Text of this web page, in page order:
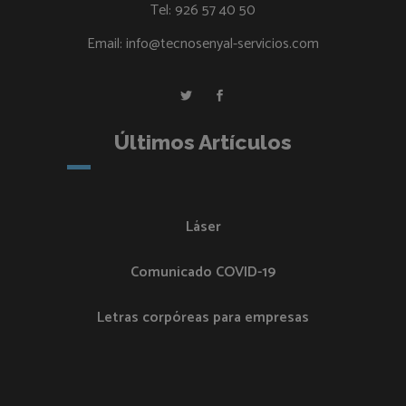
Tel: 926 57 40 50
Email: info@tecnosenyal-servicios.com
Últimos Artículos
Láser
Comunicado COVID-19
Letras corpóreas para empresas